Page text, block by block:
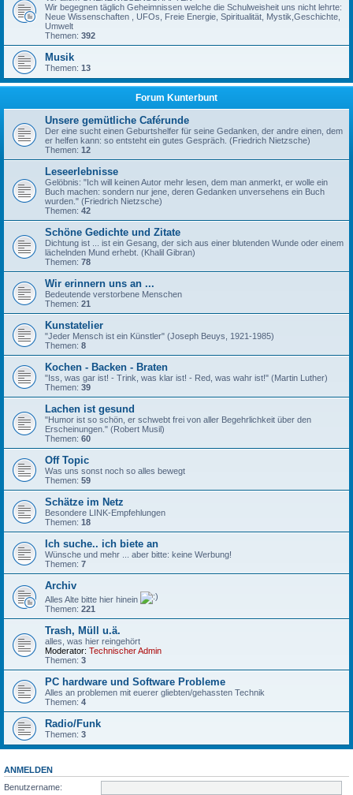
Wir begegnen täglich Geheimnissen welche die Schulweisheit uns nicht lehrte:
Neue Wissenschaften , UFOs, Freie Energie, Spiritualität, Mystik,Geschichte,
Umwelt
Themen: 392
Musik
Themen: 13
Forum Kunterbunt
Unsere gemütliche Caférunde
Der eine sucht einen Geburtshelfer für seine Gedanken, der andre einen, dem
er helfen kann: so entsteht ein gutes Gespräch. (Friedrich Nietzsche)
Themen: 12
Leseerlebnisse
Gelöbnis: "Ich will keinen Autor mehr lesen, dem man anmerkt, er wolle ein
Buch machen: sondern nur jene, deren Gedanken unversehens ein Buch
wurden." (Friedrich Nietzsche)
Themen: 42
Schöne Gedichte und Zitate
Dichtung ist ... ist ein Gesang, der sich aus einer blutenden Wunde oder einem
lächelnden Mund erhebt. (Khalil Gibran)
Themen: 78
Wir erinnern uns an ...
Bedeutende verstorbene Menschen
Themen: 21
Kunstatelier
"Jeder Mensch ist ein Künstler" (Joseph Beuys, 1921-1985)
Themen: 8
Kochen - Backen - Braten
"Iss, was gar ist! - Trink, was klar ist! - Red, was wahr ist!" (Martin Luther)
Themen: 39
Lachen ist gesund
"Humor ist so schön, er schwebt frei von aller Begehrlichkeit über den
Erscheinungen." (Robert Musil)
Themen: 60
Off Topic
Was uns sonst noch so alles bewegt
Themen: 59
Schätze im Netz
Besondere LINK-Empfehlungen
Themen: 18
Ich suche.. ich biete an
Wünsche und mehr ... aber bitte: keine Werbung!
Themen: 7
Archiv
Alles Alte bitte hier hinein
Themen: 221
Trash, Müll u.ä.
alles, was hier reingehört
Moderator: Technischer Admin
Themen: 3
PC hardware und Software Probleme
Alles an problemen mit euerer gliebten/gehassten Technik
Themen: 4
Radio/Funk
Themen: 3
ANMELDEN
Benutzername: